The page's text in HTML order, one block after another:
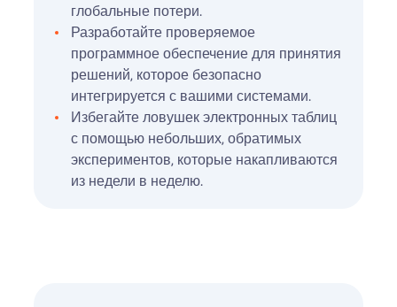
глобальные потери.
Разработайте проверяемое
программное обеспечение для принятия
решений, которое безопасно
интегрируется с вашими системами.
Избегайте ловушек электронных таблиц
с помощью небольших, обратимых
экспериментов, которые накапливаются
из недели в неделю.